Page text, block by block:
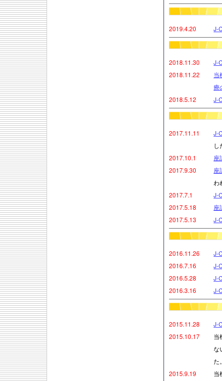
2019.4.20 J-
2018.11.30
J-
2018.11.22
当
療
2018.5.12
J-
2017.11.11
J-
し
2017.10.1
座
2017.9.30
座
わ
2017.7.1
J-
2017.5.18
座
2017.5.13
J-
2016.11.26
J-
2016.7.16
J-
2016.5.28
J-
2016.3.16
J-
2015.11.28
J-
2015.10.17
当
な
た
2015.9.19
当